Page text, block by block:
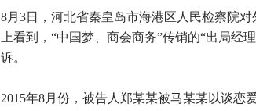
8月3日，河北省秦皇岛市海港区人民检察院
上看到，“中国梦、商会商务”传销的“出局经
诉。
2015年8月份，被告人郑某某被马某某以谈恋